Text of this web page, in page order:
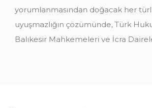
yorumlanmasından doğacak her
uyuşmazlığın çözümünde, Türk
Balıkesir Mahkemeleri ve İcra